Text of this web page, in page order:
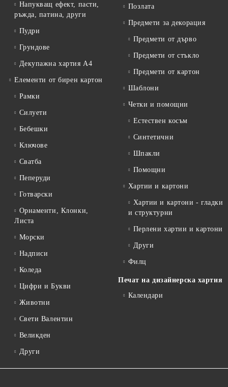
Напукващ ефект, пасти,
ръжда, патина, други
Пудри
Грундове
Декупажна хартия А4
Елементи от бирен картон
Рамки
Силуети
Бебешки
Ключове
Сватба
Пеперуди
Готварски
Орнаменти, Клонки,
Листа
Морски
Надписи
Коледа
Цифри и Букви
Животни
Свети Валентин
Великден
Други
Позлата
Предмети за декорация
Предмети от дърво
Предмети от стъкло
Предмети от картон
Шаблони
Четки и помощни
Естествен косъм
Синтетични
Шпакли
Помощни
Хартии и картони
Хартии и картони - гладки
и структурни
Перлени хартии и картони
Други
Филц
Печат на дизайнерска хартия
Календари